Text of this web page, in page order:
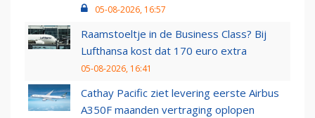
05-08-2026, 16:57
Raamstoeltje in de Business Class? Bij
Lufthansa kost dat 170 euro extra
05-08-2026, 16:41
Cathay Pacific ziet levering eerste Airbus
A350F maanden vertraging oplopen